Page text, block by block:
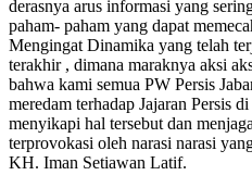
derasnya arus informasi yang
paham- paham yang dapat
Mengingat Dinamika yang telah
terakhir , dimana maraknya aksi
bahwa kami semua PW Persis
meredam terhadap Jajaran Persis
menyikapi hal tersebut dan
terprovokasi oleh narasi narasi
KH. Iman Setiawan Latif.